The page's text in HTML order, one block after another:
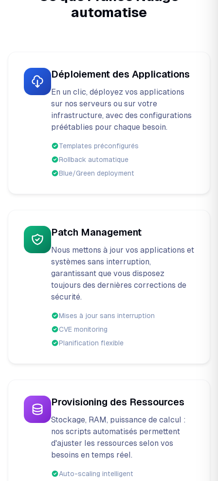
automatise
Déploiement des Applications
En un clic, déployez vos applications
sur nos serveurs ou sur votre
infrastructure, avec des configurations
préétablies pour chaque besoin.
Templates préconfigurés
Rollback automatique
Blue/Green deployment
Patch Management
Nous mettons à jour vos applications et
systèmes sans interruption,
garantissant que vous disposez
toujours des dernières corrections de
sécurité.
Mises à jour sans interruption
CVE monitoring
Planification flexible
Provisioning des Ressources
Stockage, RAM, puissance de calcul :
nos scripts automatisés permettent
d'ajuster les ressources selon vos
besoins en temps réel.
Auto-scaling intelligent